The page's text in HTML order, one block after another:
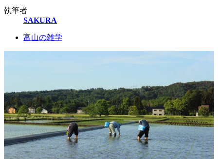
執筆者
SAKURA
富山の雑学